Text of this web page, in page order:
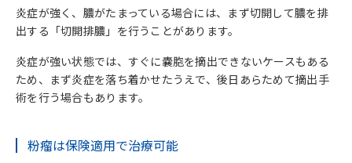
炎症が強く、膿がたまっている場合には、まず切開して膿を排
出する「切開排膿」を行うことがあります。
炎症が強い状態では、すぐに嚢胞を摘出できないケースもある
ため、まず炎症を落ち着かせたうえで、後日あらためて摘出手
術を行う場合もあります。
粉瘤は保険適用で治療可能